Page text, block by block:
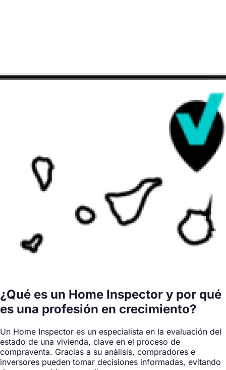
¿Qué es un Home Inspector y por qué
es una profesión en crecimiento?
Un Home Inspector es un especialista en la evaluación del
estado de una vivienda, clave en el proceso de
compraventa. Gracias a su análisis, compradores e
inversores pueden tomar decisiones informadas, evitando